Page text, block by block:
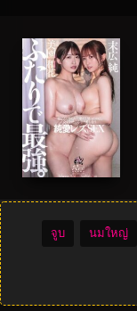
จูบ นมใหญ่